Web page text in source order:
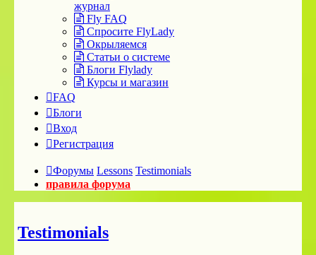
журнал
Fly FAQ
Спросите FlyLady
Окрыляемся
Статьи о системе
Блоги Flylady
Курсы и магазин
FAQ
Блоги
Вход
Регистрация
Форумы Lessons Testimonials
правила форума
Testimonials